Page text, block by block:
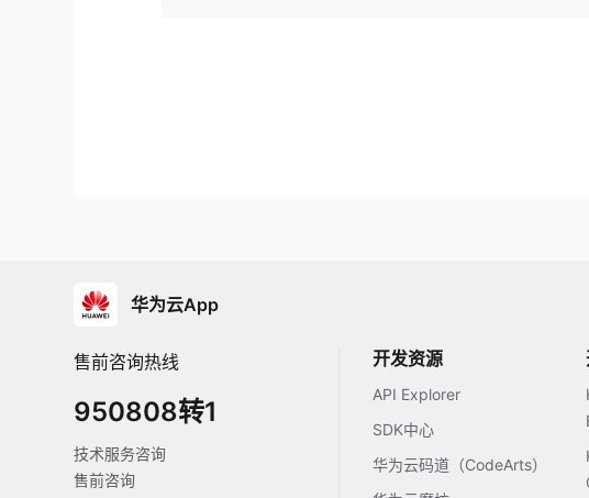
华为云App
售前咨询热线
950808转1
技术服务咨询
售前咨询
开发资源
API Explorer
SDK中心
华为云码道（CodeArts）